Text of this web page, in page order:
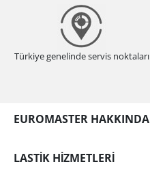
Türkiye genelinde servis noktaları
EUROMASTER HAKKINDA
LASTIK HIZMETLERI